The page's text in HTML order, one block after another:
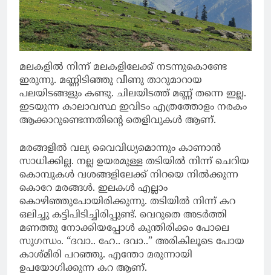
മലകളിൽ നിന്ന് മലകളിലേക്ക് നടന്നുകൊണ്ടേ
ഇരുന്നു. മണ്ണിടിഞ്ഞു വീണു താറുമാറായ
പലയിടങ്ങളും കണ്ടു. ചിലയിടത്ത് മണ്ണ് തന്നെ ഇല്ല.
ഇടയുന്ന കാലാവസ്ഥ ഇവിടം എത്രത്തോളം നരകം
ആക്കാറുണ്ടെന്നതിന്റെ തെളിവുകൾ ആണ്.
മരങ്ങളിൽ വല്യ വൈവിധ്യമൊന്നും കാണാൻ
സാധിക്കില്ല. നല്ല ഉയരമുള്ള തടിയിൽ നിന്ന് ചെറിയ
കൊമ്പുകൾ വശങ്ങളിലേക്ക് നിറയെ നിൽക്കുന്ന
കൊറേ മരങ്ങൾ. ഇലകൾ എല്ലാം
കൊഴിഞ്ഞുപോയിരിക്കുന്നു. തടിയിൽ നിന്ന് കറ
ഒലിച്ചു കട്ടിപിടിച്ചിരിപ്പുണ്ട്. വെറുതെ അടർത്തി
മണത്തു നോക്കിയപ്പോൾ കുന്തിരിക്കം പോലെ
സുഗന്ധം. “ദവാ.. ഹേ.. ദവാ..” അരികിലൂടെ പോയ
കാശ്മീരി പറഞ്ഞു. എന്തോ മരുന്നായി
ഉപയോഗിക്കുന്ന കറ ആണ്.